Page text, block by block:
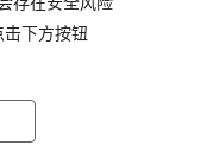
下方按钮